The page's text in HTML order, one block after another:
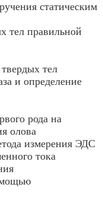
статическим
тел правильной
тел
и определение
рода на
олова
измерения ЭДС
тока